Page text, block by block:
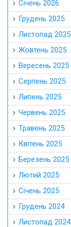
Січень 2026
Грудень 2025
Листопад 2025
Жовтень 2025
Вересень 2025
Серпень 2025
Липень 2025
Червень 2025
Травень 2025
Квітень 2025
Березень 2025
Лютий 2025
Січень 2025
Грудень 2024
Листопад 2024